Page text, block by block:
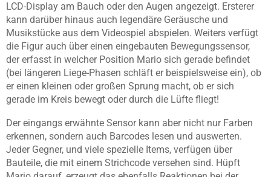
LCD-Display am Bauch oder den Augen angezeigt. Ersterer
kann darüber hinaus auch legendäre Geräusche und
Musikstücke aus dem Videospiel abspielen. Weiters verfügt
die Figur auch über einen eingebauten Bewegungssensor,
der erfasst in welcher Position Mario sich gerade befindet
(bei längeren Liege-Phasen schläft er beispielsweise ein), ob
er einen kleinen oder großen Sprung macht, ob er sich
gerade im Kreis bewegt oder durch die Lüfte fliegt!
Der eingangs erwähnte Sensor kann aber nicht nur Farben
erkennen, sondern auch Barcodes lesen und auswerten.
Jeder Gegner, und viele spezielle Items, verfügen über
Bauteile, die mit einem Strichcode versehen sind. Hüpft